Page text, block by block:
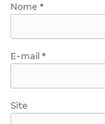
Nome *
E-mail *
Site